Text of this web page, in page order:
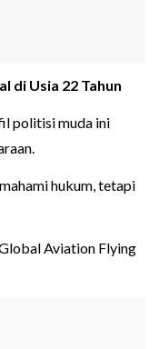
di Usia 22 Tahun
politisi muda ini
hukum, tetapi
Aviation Flying